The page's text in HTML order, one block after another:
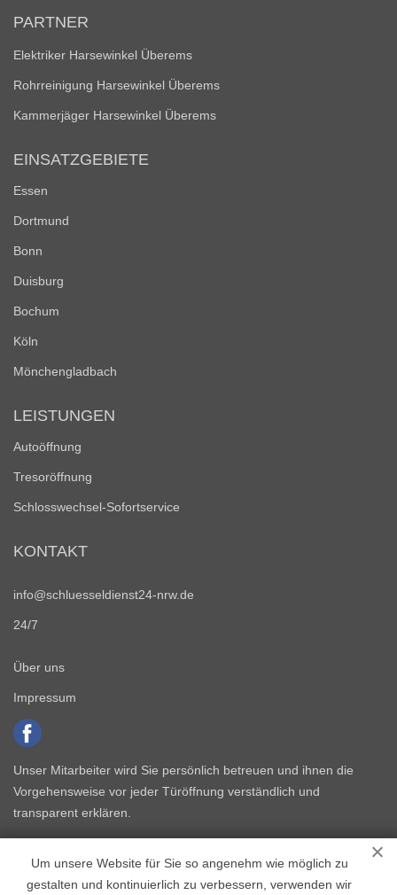
Um unsere Website für Sie so angenehm wie möglich zu
gestalten und kontinuierlich zu verbessern, verwenden wir
PARTNER
Elektriker Harsewinkel Überems
Rohrreinigung Harsewinkel Überems
Kammerjäger Harsewinkel Überems
EINSATZGEBIETE
Essen
Dortmund
Bonn
Duisburg
Bochum
Köln
Mönchengladbach
LEISTUNGEN
Autoöffnung
Tresoröffnung
Schlosswechsel-Sofortservice
KONTAKT
info@schluesseldienst24-nrw.de
24/7
Über uns
Impressum
Unser Mitarbeiter wird Sie persönlich betreuen und ihnen die
Vorgehensweise vor jeder Türöffnung verständlich und
transparent erklären.